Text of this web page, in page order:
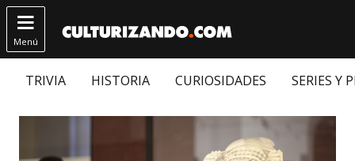

Menú
TRIVIA HISTORIA CURIOSIDADES SERIES Y